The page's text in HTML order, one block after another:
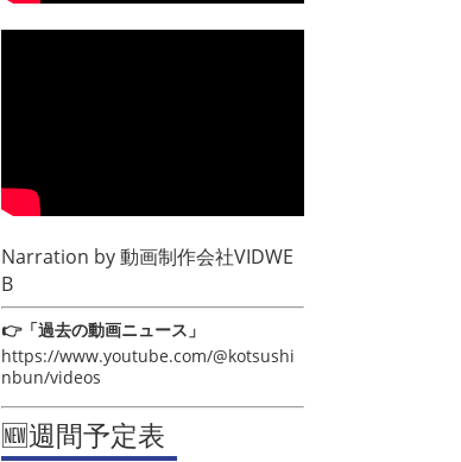
Narration by動画制作会社VIDWE
B
👉「過去の動画ニュース」
https://www.youtube.com/@kotsushi
nbun/videos
🆕週間予定表